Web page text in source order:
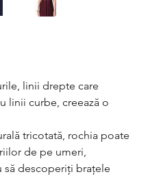
linii drepte care
linii curbe, creează o
tricotată, rochia poate
de pe umeri,
să descoperiți brațele